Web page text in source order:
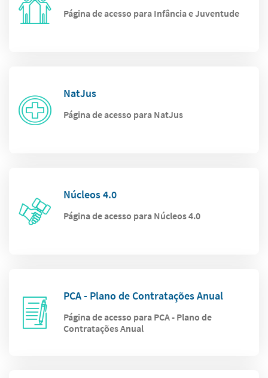
Página de acesso para Infância e Juventude
NatJus
Página de acesso para NatJus
Núcleos 4.0
Página de acesso para Núcleos 4.0
PCA - Plano de Contratações Anual
Página de acesso para PCA - Plano de
Contratações Anual